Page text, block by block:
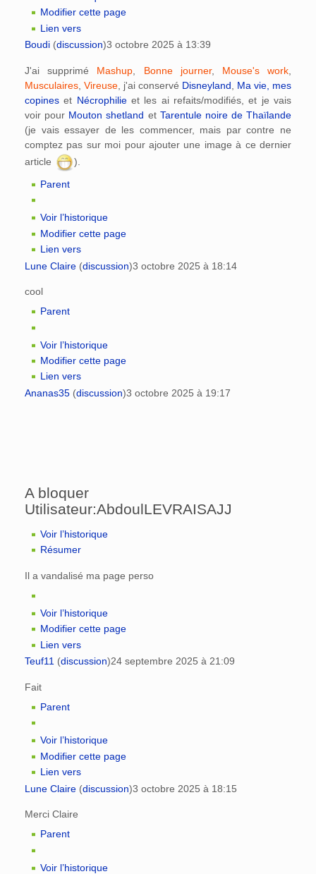
Modifier cette page
Lien vers
Boudi (discussion)3 octobre 2025 à 13:39
J'ai supprimé Mashup Bonne journer, Mouse's work
Musculaires Vireuse , j'ai conservé Disneyland
Ma vie, mes
copines et Nécrophilieet les ai refaits/modifiés, et je vais
voir pour Mouton shetland et Tarentule noire de Thaïlande
(je vais essayer de les commencer, mais par contre ne
comptez pas sur moi pour ajouter une image à ce dernier
article
).
Parent
Voir l’historique
Modifier cette page
Lien vers
Lune Claire (discussion)3 octobre 2025 à 18:14
cool
Parent
Voir l’historique
Modifier cette page
Lien vers
Ananas35 (discussion)3 octobre 2025 à 19:17
A bloquer
Utilisateur:AbdoulLEVRAISAJJ
Voir l’historique
Résumer
Il a vandalisé ma page perso
Voir l’historique
Modifier cette page
Lien vers
Teuf11 (discussion)24 septembre 2025 à 21:09
Fait
Parent
Voir l’historique
Modifier cette page
Lien vers
Lune Claire (discussion)3 octobre 2025 à 18:15
Merci Claire
Parent
Voir l’historique